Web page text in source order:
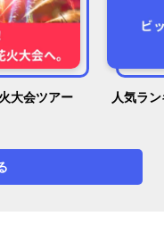
しないゲレンデ探し